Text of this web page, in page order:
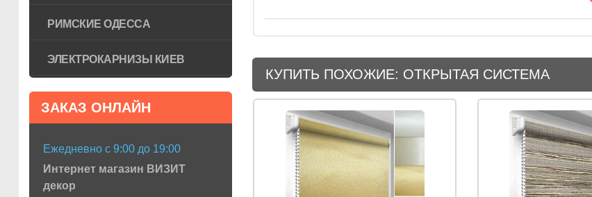
КУПИТЬ ПОХОЖИЕ: ОТКРЫТАЯ СИСТЕМА
РИМСКИЕ ОДЕССА
ЭЛЕКТРОКАРНИЗЫ КИЕВ
ЗАКАЗ ОНЛАЙН
Ежедневно с 9:00 до 19:00
Интернет магазин ВИЗИТ
декор